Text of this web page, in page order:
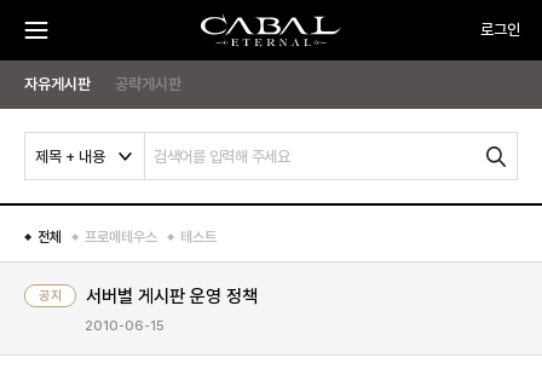
CABAL
TRANSCENDENCE
메
뉴
메
기
로그인
PC
OFF
임
시
하
자유게시판 공략게시판
제목 + 내용
검
색
전체 프로메테우스 테스트
공지 서버별 게시판 운영 정책
2010-06-15